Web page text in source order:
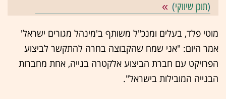
(תוכן שיווקי)
מוטי פלד, בעלים ומנכ"ל משותף ב'מינהל מגורים ישראל'
אמר היום: "אני שמח שהקבוצה בחרה להתקשר לביצוע
הפרויקט עם חברת הביצוע אלקטרה בנייה, אחת מחברות
הבנייה המובילות בישראל".